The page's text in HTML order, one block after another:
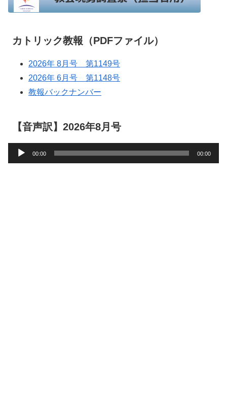
カトリック教報（PDFファイル）
2026年 8月号 第1149号
2026年 6月号 第1148号
教報バックナンバー
【音声訳】2026年8月号
声
00:00 00:00